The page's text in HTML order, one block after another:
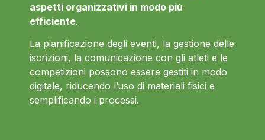
aspetti organizzativi in modo più
efficiente.
La pianificazione degli eventi, la gestione delle
iscrizioni, la comunicazione con gli atleti e le
competizioni possono essere gestiti in modo
digitale, riducendo l’uso di materiali fisici e
semplificando i processi.